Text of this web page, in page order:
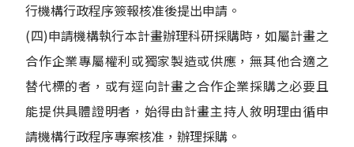
行機構行政程序簽報核准後提出申請。
(四)申請機構執行本計畫辦理科研採購時，如屬計畫之
合作企業專屬權利或獨家製造或供應，無其他合適之
替代標的者，或有逕向計畫之合作企業採購之必要且
能提供具體證明者，始得由計畫主持人敘明理由循申
請機構行政程序專案核准，辦理採購。